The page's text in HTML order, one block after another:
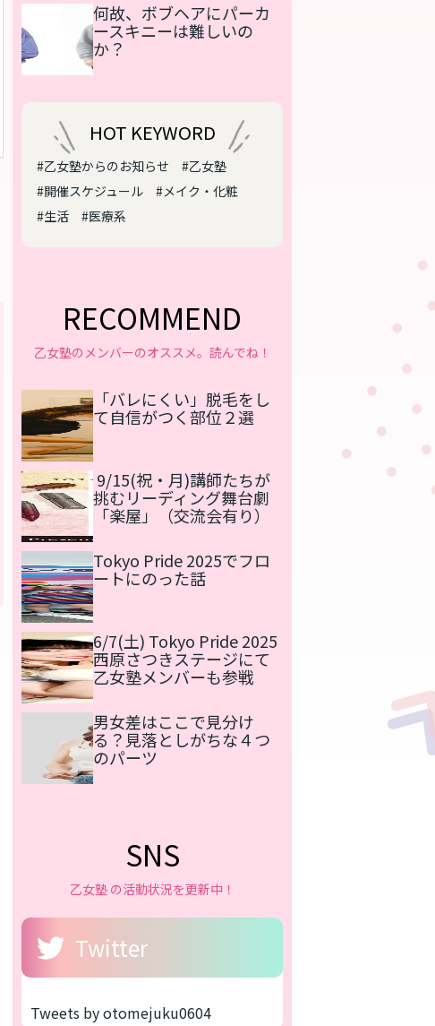
何故、ボブヘアにパーカ
ースキニーは難しいの
か？
HOT KEYWORD
#乙女塾からのお知らせ
#乙女塾
#開催スケジュール
#メイク・化粧
#生活
#医療系
RECOMMEND
乙女塾のメンバーのオススメ。読んでね！
「バレにくい」脱毛をし
て自信がつく部位２選
9/15(祝・月)講師たちが
挑むリーディング舞台劇
「楽屋」（交流会有り）
Tokyo Pride 2025でフロ
ートにのった話
6/7(土) Tokyo Pride 2025
西原さつきステージにて
乙女塾メンバーも参戦
男女差はここで見分け
る？見落としがちな４つ
のパーツ
SNS
乙女塾 の活動状況を更新中！
Twitter
Tweets by otomejuku0604